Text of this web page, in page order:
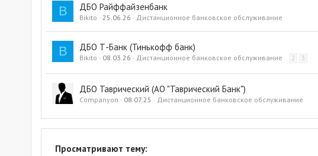
B ДБО Райффайзенбанк
Bikito 25.06.26 Дистанционное банковское обслуживание
B ДБО Т-Банк (Тинькофф банк)
Bikito 08.03.26 Дистанционное банковское обслуживание 2 3
ДБО Таврический (АО "Таврический Банк")
Companyon 08.07.25 Дистанционное банковское обслуживание
Просматривают тему: